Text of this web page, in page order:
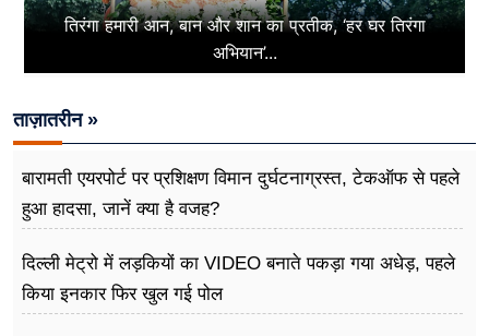
तिरंगा हमारी आन, बान और शान का प्रतीक, ‘हर घर तिरंगा
अभियान’...
ताज़ातरीन »
बारामती एयरपोर्ट पर प्रशिक्षण विमान दुर्घटनाग्रस्त, टेकऑफ से पहले
हुआ हादसा, जानें क्या है वजह?
दिल्ली मेट्रो में लड़कियों का VIDEO बनाते पकड़ा गया अधेड़, पहले
किया इनकार फिर खुल गई पोल